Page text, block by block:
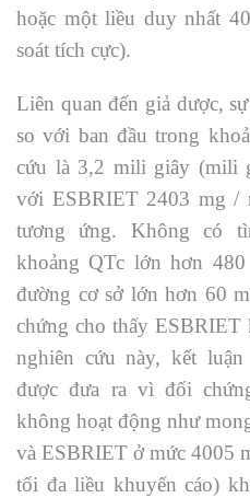
hoặc một liều duy nhất
soát tích cực).
Liên quan đến giả dược,
so với ban đầu trong
cứu là 3,2 mili giây (mili
với ESBRIET 2403 mg /
tương ứng. Không có
khoảng QTc lớn hơn
đường cơ sở lớn hơn 60
chứng cho thấy ESBRIET
nghiên cứu này, kết
được đưa ra vì đối
không hoạt động như
và ESBRIET ở mức 4005
tối đa liều khuyến cáo)